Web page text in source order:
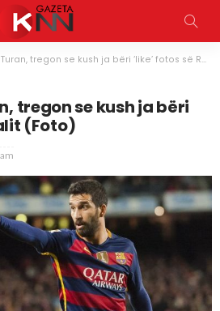
tregon se kush ja bëri ‘like’ fotos së Realit (Foto)
tregon se kush ja bëri
(Foto)